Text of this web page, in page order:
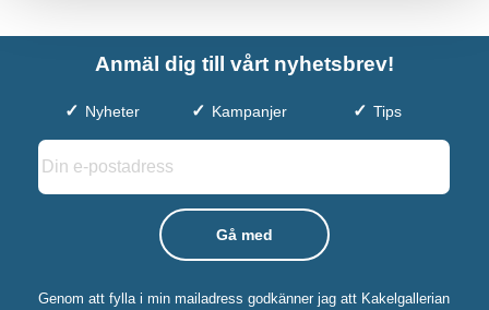
Anmäl dig till vårt nyhetsbrev!
Nyheter Kampanjer Tips
Genom att fylla i min mailadress godkänner jag att Kakelgallerian